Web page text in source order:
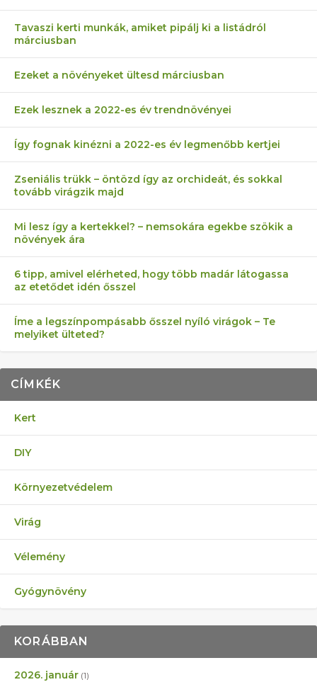
Tavaszi kerti munkák, amiket pipálj ki a listádról
márciusban
Ezeket a növényeket ültesd márciusban
Ezek lesznek a 2022-es év trendnövényei
Így fognak kinézni a 2022-es év legmenőbb kertjei
Zseniális trükk – öntözd így az orchideát, és sokkal
tovább virágzik majd
Mi lesz így a kertekkel? – nemsokára egekbe szökik a
növények ára
6 tipp, amivel elérheted, hogy több madár látogassa
az etetődet idén ősszel
Íme a legszínpompásabb ősszel nyíló virágok – Te
melyiket ülteted?
CÍMKÉK
Kert
DIY
Környezetvédelem
Virág
Vélemény
Gyógynövény
KORÁBBAN
2026. január (1)